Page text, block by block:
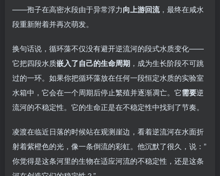
——孢子在高密水段由于异常浮力向上游回流，最终在咸水
段重新附着并再次萌发。
换句话说，循环藻不仅没有避开逆流河的段式水质变化——
它把四段水质嵌入了自己的生命周期 ，成为生长阶段不可跳
过的一环。如果你把循环藻放在任何一段恒定水质的实验室
水箱中，它会在一个周期后停止繁殖并逐渐凋亡。它需要逆
流河的不稳定性。它的生命正是在不稳定性中找到了节奏。
凌渡在临近日落的时候站在观测崖边，看着逆流河在水面折
射着紫橙色的光，像一条倒流的彩虹。他沉默了很久，说：”
你觉得是这条河里的生物在适应河流的不稳定性，还是这条